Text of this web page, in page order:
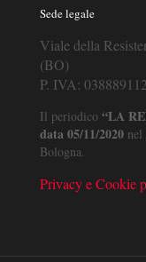
Sede legale
Viale della
(BO)
P. IVA:
Il periodico “LA
data 05/11/2020
Bologna.
Privacy e Cookie